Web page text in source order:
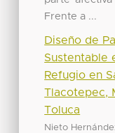
Frente a ...
Diseño de
Sustentable
Refugio en
Tlacotepec,
Toluca
Nieto